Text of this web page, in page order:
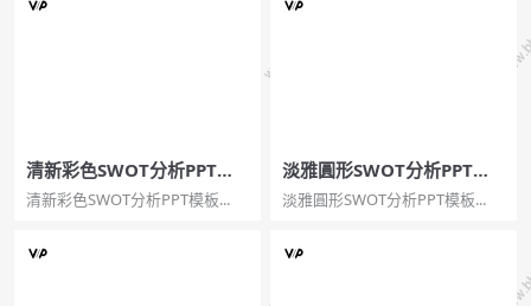
清新彩色SWOT分析PPT模
板
清新彩色SWOT分析PPT模板...
淡雅圓形SWOT分析PPT模
板
淡雅圓形SWOT分析PPT模板...